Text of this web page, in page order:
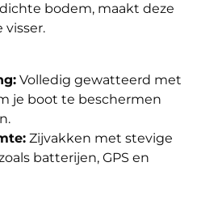
bodem, maakt deze
visser.
Volledig gewatteerd met
je boot te beschermen
Zijvakken met stevige
batterijen, GPS en